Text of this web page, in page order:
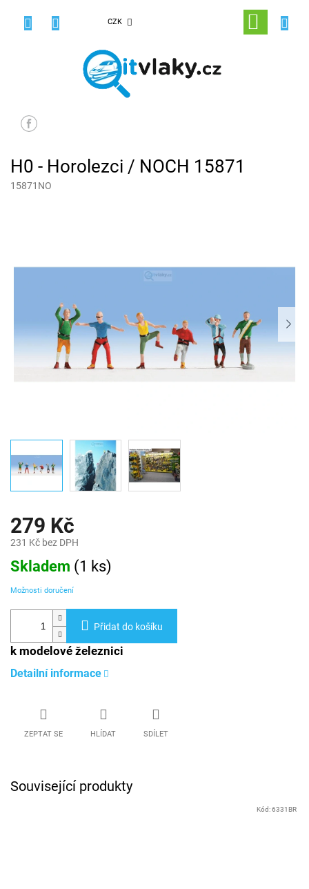
CZK
NÁKUPNÍ
KOŠÍK
H0 - Horolezci / NOCH 15871
15871NO
279 Kč
231 Kč bez DPH
Měrná
cena:
Skladem (1 ks)
Možnosti doručení
Přidat do košíku
k modelové železnici
Detailní informace
ZEPTAT SE HLÍDAT SDÍLET
Související produkty
Kód:6331BR